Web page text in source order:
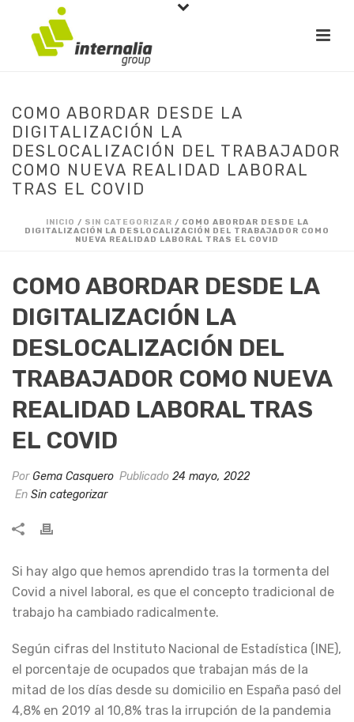
COMO ABORDAR DESDE LA
DIGITALIZACIÓN LA
DESLOCALIZACIÓN DEL TRABAJADOR
COMO NUEVA REALIDAD LABORAL
TRAS EL COVID
INICIO / SIN CATEGORIZAR / COMO ABORDAR DESDE LA
DIGITALIZACIÓN LA DESLOCALIZACIÓN DEL TRABAJADOR COMO
NUEVA REALIDAD LABORAL TRAS EL COVID
COMO ABORDAR DESDE LA
DIGITALIZACIÓN LA
DESLOCALIZACIÓN DEL
TRABAJADOR COMO NUEVA
REALIDAD LABORAL TRAS
EL COVID
Por Gema Casquero Publicado 24 mayo, 2022
En Sin categorizar
Si hay algo que hemos aprendido tras la tormenta del
Covid a nivel laboral, es que el concepto tradicional de
trabajo ha cambiado radicalmente.
Según cifras del Instituto Nacional de Estadística (INE),
el porcentaje de ocupados que trabajan más de la
mitad de los días desde su domicilio en España pasó del
4,8% en 2019 al 10,8% tras la irrupción de la pandemia